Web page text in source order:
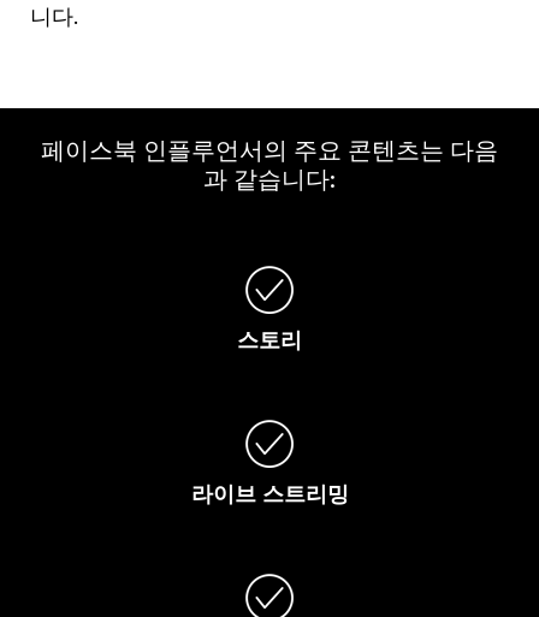
니다.
페이스북 인플루언서의 주요 콘텐츠는 다음
과 같습니다:
스토리
라이브 스트리밍